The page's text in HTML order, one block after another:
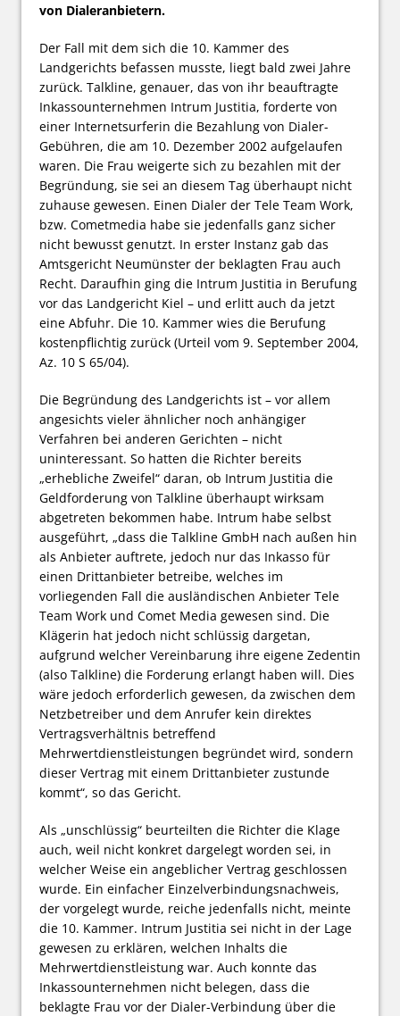
von Dialeranbietern.
Der Fall mit dem sich die 10. Kammer des
Landgerichts befassen musste, liegt bald zwei Jahre
zurück. Talkline, genauer, das von ihr beauftragte
Inkassounternehmen Intrum Justitia, forderte von
einer Internetsurferin die Bezahlung von Dialer-
Gebühren, die am 10. Dezember 2002 aufgelaufen
waren. Die Frau weigerte sich zu bezahlen mit der
Begründung, sie sei an diesem Tag überhaupt nicht
zuhause gewesen. Einen Dialer der Tele Team Work,
bzw. Cometmedia habe sie jedenfalls ganz sicher
nicht bewusst genutzt. In erster Instanz gab das
Amtsgericht Neumünster der beklagten Frau auch
Recht. Daraufhin ging die Intrum Justitia in Berufung
vor das Landgericht Kiel – und erlitt auch da jetzt
eine Abfuhr. Die 10. Kammer wies die Berufung
kostenpflichtig zurück (Urteil vom 9. September 2004,
Az. 10 S 65/04).
Die Begründung des Landgerichts ist – vor allem
angesichts vieler ähnlicher noch anhängiger
Verfahren bei anderen Gerichten – nicht
uninteressant. So hatten die Richter bereits
„erhebliche Zweifel“ daran, ob Intrum Justitia die
Geldforderung von Talkline überhaupt wirksam
abgetreten bekommen habe. Intrum habe selbst
ausgeführt, „dass die Talkline GmbH nach außen hin
als Anbieter auftrete, jedoch nur das Inkasso für
einen Drittanbieter betreibe, welches im
vorliegenden Fall die ausländischen Anbieter Tele
Team Work und Comet Media gewesen sind. Die
Klägerin hat jedoch nicht schlüssig dargetan,
aufgrund welcher Vereinbarung ihre eigene Zedentin
(also Talkline) die Forderung erlangt haben will. Dies
wäre jedoch erforderlich gewesen, da zwischen dem
Netzbetreiber und dem Anrufer kein direktes
Vertragsverhältnis betreffend
Mehrwertdienstleistungen begründet wird, sondern
dieser Vertrag mit einem Drittanbieter zustunde
kommt“, so das Gericht.
Als „unschlüssig“ beurteilten die Richter die Klage
auch, weil nicht konkret dargelegt worden sei, in
welcher Weise ein angeblicher Vertrag geschlossen
wurde. Ein einfacher Einzelverbindungsnachweis,
der vorgelegt wurde, reiche jedenfalls nicht, meinte
die 10. Kammer. Intrum Justitia sei nicht in der Lage
gewesen zu erklären, welchen Inhalts die
Mehrwertdienstleistung war. Auch konnte das
Inkassounternehmen nicht belegen, dass die
beklagte Frau vor der Dialer-Verbindung über die